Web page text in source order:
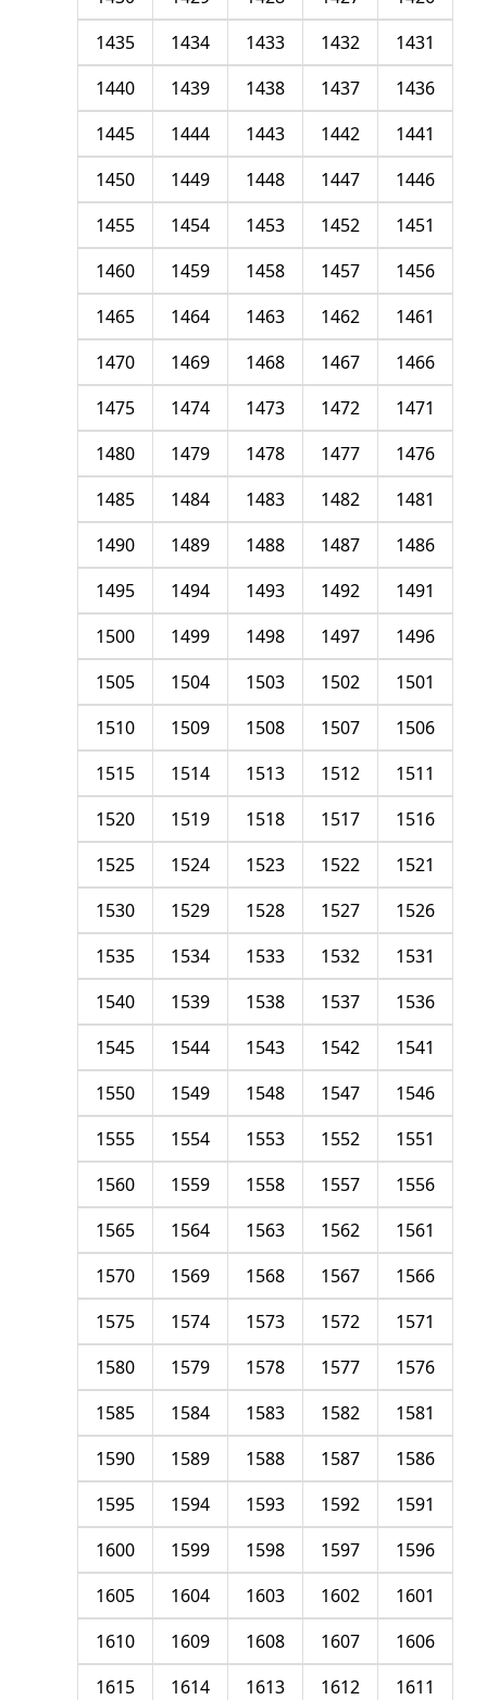
1431
1432
1433
1434
1435
1436
1437
1438
1439
1440
1441
1442
1443
1444
1445
1446
1447
1448
1449
1450
1451
1452
1453
1454
1455
1456
1457
1458
1459
1460
1461
1462
1463
1464
1465
1466
1467
1468
1469
1470
1471
1472
1473
1474
1475
1476
1477
1478
1479
1480
1481
1482
1483
1484
1485
1486
1487
1488
1489
1490
1491
1492
1493
1494
1495
1496
1497
1498
1499
1500
1501
1502
1503
1504
1505
1506
1507
1508
1509
1510
1511
1512
1513
1514
1515
1516
1517
1518
1519
1520
1521
1522
1523
1524
1525
1526
1527
1528
1529
1530
1531
1532
1533
1534
1535
1536
1537
1538
1539
1540
1541
1542
1543
1544
1545
1546
1547
1548
1549
1550
1551
1552
1553
1554
1555
1556
1557
1558
1559
1560
1561
1562
1563
1564
1565
1566
1567
1568
1569
1570
1571
1572
1573
1574
1575
1576
1577
1578
1579
1580
1581
1582
1583
1584
1585
1586
1587
1588
1589
1590
1591
1592
1593
1594
1595
1596
1597
1598
1599
1600
1601
1602
1603
1604
1605
1606
1607
1608
1609
1610
1611
1612
1613
1614
1615